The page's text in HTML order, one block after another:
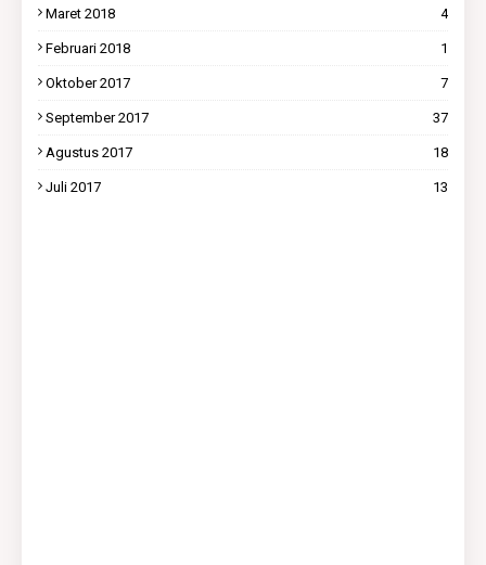
Maret 2018 4
Februari 2018 1
Oktober 2017 7
September 2017 37
Agustus 2017 18
Juli 2017 13